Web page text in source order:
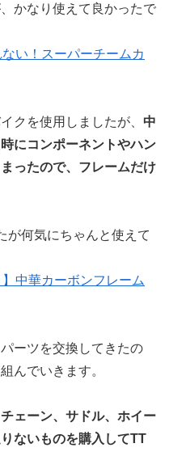
かなり使えて良かったで
い！スーパーチームカ
クを使用しましたが、 中
にコンポーネントやハン
ったので、フレームだけ
が何気にちゃんと使えて
中華カーボンフレーム
ーツを交換してきたの
んでいきます。
ェーン、サドル、ホイー
ないものを購入してTT